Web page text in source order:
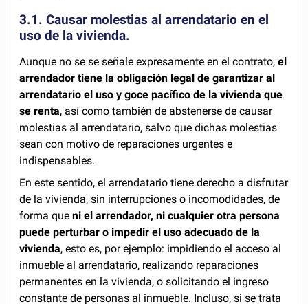
3.1. Causar molestias al arrendatario en el
uso de la vivienda.
Aunque no se se señale expresamente en el contrato,el
arrendador tiene la obligación legal de garantizar al
arrendatario el uso y goce pacífico de la vivienda que
se renta, así como también de abstenerse de causar
molestias al arrendatario, salvo que dichas molestias
sean con motivo de reparaciones urgentes e
indispensables.
En este sentido, el arrendatario tiene derecho a disfrutar
de la vivienda, sin interrupciones o incomodidades, de
forma queni el arrendador, ni cualquier otra persona
puede perturbar o impedir el uso adecuado de la
vivienda, esto es, por ejemplo: impidiendo el acceso al
inmueble al arrendatario, realizando reparaciones
permanentes en la vivienda, o solicitando el ingreso
constante de personas al inmueble. Incluso, si se trata